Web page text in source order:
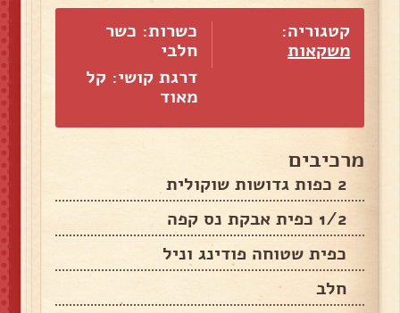
קטגוריה:
משקאות
כשרות: כשר
חלבי
דרגת קושי: קל
מאוד
מרכיבים
2 כפות גדושות שוקולית
1/2 כפית אבקת נס קפה
כפית שטוחה פודינג וניל
חלב